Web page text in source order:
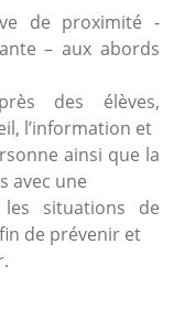
de proximité -
– aux abords
des élèves,
l’information et
ainsi que la
avec une
situations de
de prévenir et